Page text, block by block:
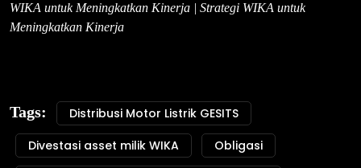
WIKA untuk Meningkatkan Kinerja | Strategi WIKA untuk
Meningkatkan Kinerja
Tags:
Distribusi Motor Listrik GESITS
Divestasi asset milik WIKA
Obligasi